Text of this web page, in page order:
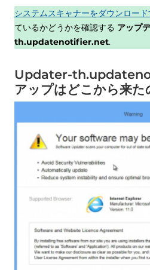
システムスキャナーをダウンロード
ているかどうかを確認する アップ
th.updatenotifier.net.
Updater-
アップはどこから来た